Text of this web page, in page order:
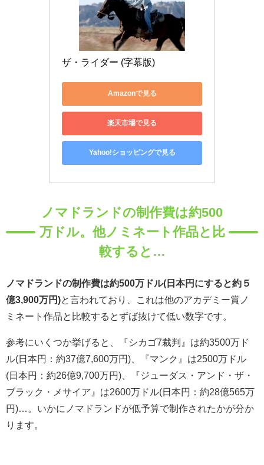
ザ・ライダー (字幕版)
Amazonで見る
楽天市場で見る
Yahoo!ショッピングで見る
ノマドランドの制作費は約500
万ドル。他ノミネート作品と比
較すると…
ノマドランドの制作費は約500万ドル(日本円にすると約５
億3,900万円)と言われており、これは他のアカデミー賞ノ
ミネート作品と比較するとずば抜けて低い数字です。
参考にいくつか挙げると、『シカゴ7裁判』は約3500万ド
ル(日本円：約37億7,600万円)、『マンク』は2500万ドル
(日本円：約26億9,700万円)、『ジューダス・アンド・ザ・
ブラック・メサイア』は2600万ドル(日本円：約28億565万
円)…。いかにノマドランドが低予算で制作されたかが分か
ります。